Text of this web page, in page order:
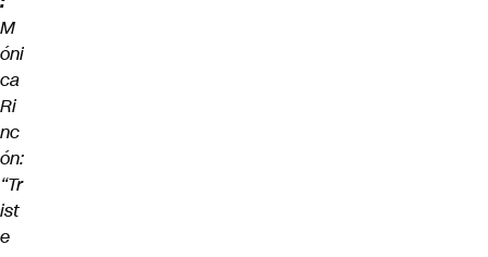
M
óni
ca
Ri
nc
ón:
“Tr
ist
e